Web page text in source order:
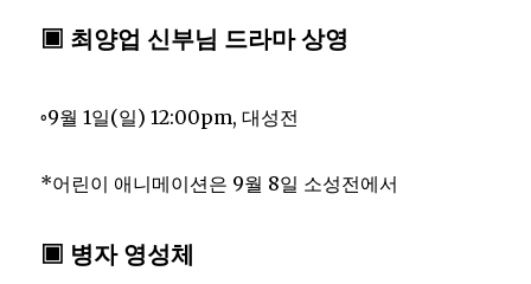
▣ 최양업 신부님 드라마 상영
◦9월 1일(일) 12:00pm, 대성전
*어린이 애니메이션은 9월 8일 소성전에서
▣ 병자 영성체